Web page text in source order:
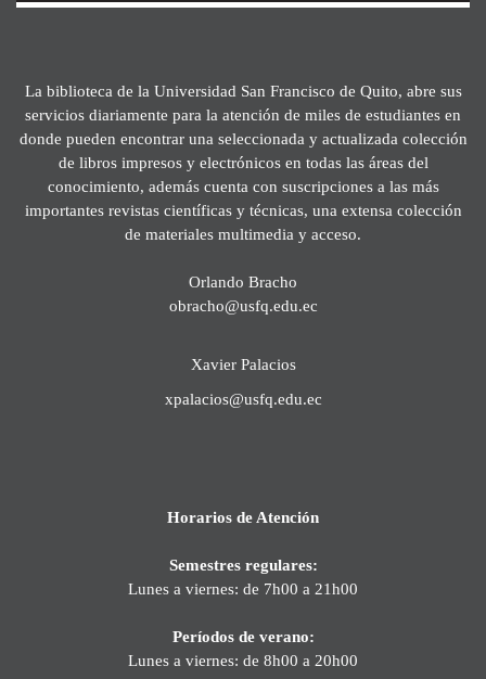
La biblioteca de la Universidad San Francisco de Quito, abre sus
servicios diariamente para la atención de miles de estudiantes en
donde pueden encontrar una seleccionada y actualizada colección
de libros impresos y electrónicos en todas las áreas del
conocimiento, además cuenta con suscripciones a las más
importantes revistas científicas y técnicas, una extensa colección
de materiales multimedia y acceso.
Orlando Bracho
obracho@usfq.edu.ec
Xavier Palacios
xpalacios@usfq.edu.ec
Horarios de Atención
Semestres regulares:
Lunes a viernes: de 7h00 a 21h00
Períodos de verano:
Lunes a viernes: de 8h00 a 20h00